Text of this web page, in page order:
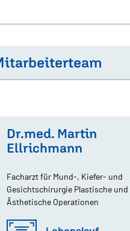
Dr.med. Martin
Ellrichmann
Facharzt für Mund-, Kiefer- und
Gesichtschirurgie Plastische und
Ästhetische Operationen